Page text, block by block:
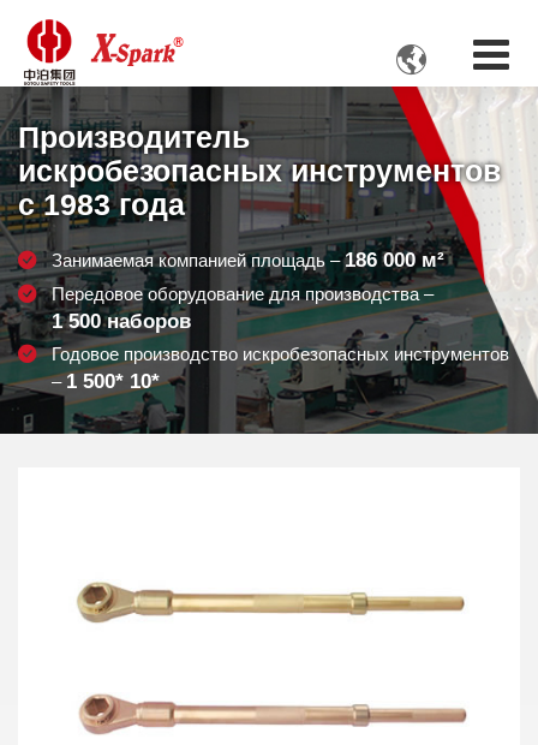

Производитель
искробезопасных инструментов
с 1983 года
Занимаемая компанией площадь –186 000м²
Передовое оборудование для производства –
1 500наборов
Годовое производство искробезопасных инструментов
– 1 500* 10*